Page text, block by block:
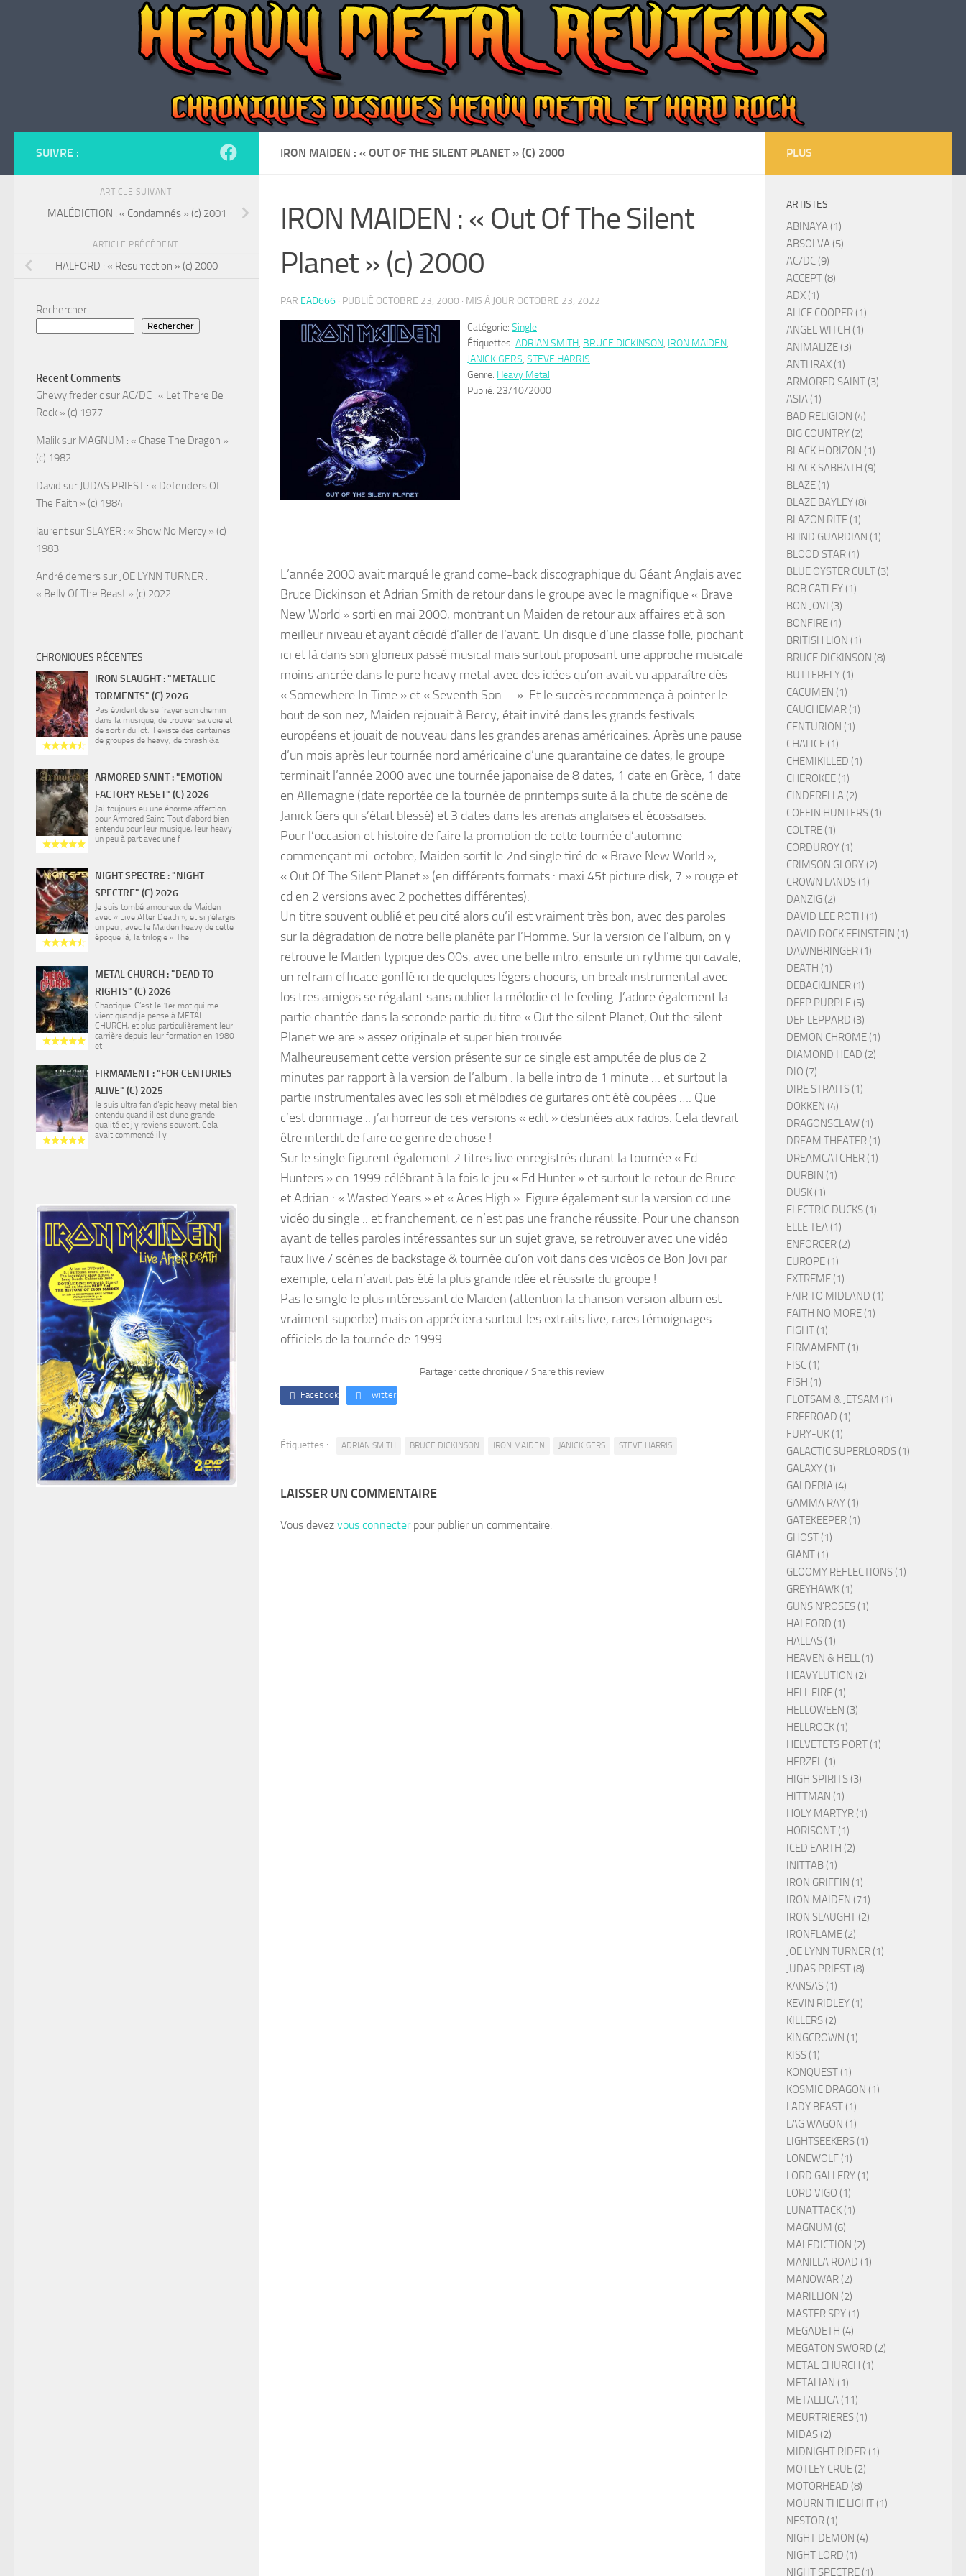
IRON MAIDEN : « OUT OF THE SILENT PLANET » (C) 2000
IRON MAIDEN : « Out Of The Silent
Planet » (c) 2000
PAR EAD666 · PUBLIÉ OCTOBRE 23, 2000 · MIS À JOUR OCTOBRE 23, 2022
Catégorie: Single
Étiquettes: ADRIAN SMITH, BRUCE DICKINSON, IRON MAIDEN,
JANICK GERS, STEVE HARRIS
Genre: Heavy Metal
Publié: 23/10/2000
L’année 2000 avait marqué le grand come-back discographique du Géant Anglais avec
Bruce Dickinson et Adrian Smith de retour dans le groupe avec le magnifique « Brave
New World » sorti en mai 2000, montrant un Maiden de retour aux affaires et à son
meilleur niveau et ayant décidé d’aller de l’avant. Un disque d’une classe folle, piochant
ici et là dans son glorieux passé musical mais surtout proposant une approche musicale
moins ancrée dans le pure heavy metal avec des idées qu’on avait vu apparaître dès
« Somewhere In Time » et « Seventh Son … ». Et le succès recommença à pointer le
bout de son nez, Maiden rejouait à Bercy, était invité dans les grands festivals
européens et jouait de nouveau dans les grandes arenas américaines. Après une pause
d’un mois après leur tournée nord américaine d’une quarantaine de dates, le groupe
terminait l’année 2000 avec une tournée japonaise de 8 dates, 1 date en Grèce, 1 date
en Allemagne (date reportée de la tournée de printemps suite à la chute de scène de
Janick Gers qui s’était blessé) et 3 dates dans les arenas anglaises et écossaises.
Pour l’occasion et histoire de faire la promotion de cette tournée d’automne
commençant mi-octobre, Maiden sortit le 2nd single tiré de « Brave New World »,
« Out Of The Silent Planet » (en différents formats : maxi 45t picture disk, 7 » rouge et
cd en 2 versions avec 2 pochettes différentes).
Un titre souvent oublié et peu cité alors qu’il est vraiment très bon, avec des paroles
sur la dégradation de notre belle planète par l’Homme. Sur la version de l’album, on y
retrouve le Maiden typique des 00s, avec une belle intro, ensuite un rythme qui cavale,
un refrain efficace gonflé ici de quelques légers choeurs, un break instrumental avec
los tres amigos se régalant sans oublier la mélodie et le feeling. J’adore également la
partie chantée dans la seconde partie du titre « Out the silent Planet, Out the silent
Planet we are » assez originale et super bien trouvée.
Malheureusement cette version présente sur ce single est amputée de plus de 2
minutes par rapport à la version de l’album : la belle intro de 1 minute … et surtout la
partie instrumentales avec les soli et mélodies de guitares ont été coupées …. Que
c’est dommage .. j’ai horreur de ces versions « edit » destinées aux radios. Cela devrait
être interdit de faire ce genre de chose !
Sur le single figurent également 2 titres live enregistrés durant la tournée « Ed
Hunters » en 1999 célébrant à la fois le jeu « Ed Hunter » et surtout le retour de Bruce
et Adrian : « Wasted Years » et « Aces High ». Figure également sur la version cd une
vidéo du single .. et franchement, ce n’est pas une franche réussite. Pour une chanson
ayant de telles paroles intéressantes sur un sujet grave, se retrouver avec une vidéo
faux live / scènes de backstage & tournée qu’on voit dans des vidéos de Bon Jovi par
exemple, cela n’avait pas été la plus grande idée et réussite du groupe !
Pas le single le plus intéressant de Maiden (attention la chanson version album est
vraiment superbe) mais on appréciera surtout les extraits live, rares témoignages
officiels de la tournée de 1999.
Partager cette chronique / Share this review
Facebook Twitter
Étiquettes : ADRIAN SMITH BRUCE DICKINSON IRON MAIDEN JANICK GERS STEVE HARRIS
LAISSER UN COMMENTAIRE
Vous devez vous connecterpour publier un commentaire.
SUIVRE :
ARTICLE SUIVANT
MALÉDICTION : « Condamnés » (c) 2001
ARTICLE PRÉCÉDENT
HALFORD : « Resurrection » (c) 2000
Rechercher
Rechercher
Recent Comments
Ghewy fredericsurAC/DC : « Let There Be
Rock » (c) 1977
Maliksur MAGNUM : « Chase The Dragon »
(c) 1982
David sur JUDAS PRIEST : « Defenders Of
The Faith » (c) 1984
laurentsur SLAYER : « Show No Mercy » (c)
1983
André demerssur JOE LYNN TURNER :
« Belly Of The Beast » (c) 2022
CHRONIQUES RÉCENTES
IRON SLAUGHT : "METALLIC
TORMENTS" (C) 2026
Pas évident de se frayer son chemin
dans la musique, de trouver sa voie et
de sortir du lot. Il existe des centaines
de groupes de heavy, de thrash &a
ARMORED SAINT : "EMOTION
FACTORY RESET" (C) 2026
J’ai toujours eu une énorme affection
pour Armored Saint. Tout d’abord bien
entendu pour leur musique, leur heavy
un peu à part avec une f
NIGHT SPECTRE : "NIGHT
SPECTRE" (C) 2026
Je suis tombé amoureux de Maiden
avec « Live After Death », et si j’élargis
un peu , avec le Maiden heavy de cette
époque là, la trilogie « The
METAL CHURCH : "DEAD TO
RIGHTS" (C) 2026
Chaotique. C’est le 1er mot qui me
vient quand je pense à METAL
CHURCH, et plus particulièrement leur
carrière depuis leur formation en 1980
et
FIRMAMENT : "FOR CENTURIES
ALIVE" (C) 2025
Je suis ultra fan d’epic heavy metal bien
entendu quand il est d’une grande
qualité et j’y reviens souvent. Cela
avait commencé il y
PLUS
ARTISTES
ABINAYA (1)
ABSOLVA (5)
AC/DC (9)
ACCEPT (8)
ADX (1)
ALICE COOPER (1)
ANGEL WITCH (1)
ANIMALIZE (3)
ANTHRAX (1)
ARMORED SAINT (3)
ASIA (1)
BAD RELIGION (4)
BIG COUNTRY (2)
BLACK HORIZON (1)
BLACK SABBATH (9)
BLAZE (1)
BLAZE BAYLEY (8)
BLAZON RITE (1)
BLIND GUARDIAN (1)
BLOOD STAR (1)
BLUE ÖYSTER CULT (3)
BOB CATLEY (1)
BON JOVI (3)
BONFIRE (1)
BRITISH LION (1)
BRUCE DICKINSON (8)
BUTTERFLY (1)
CACUMEN (1)
CAUCHEMAR (1)
CENTURION (1)
CHALICE (1)
CHEMIKILLED (1)
CHEROKEE (1)
CINDERELLA (2)
COFFIN HUNTERS (1)
COLTRE (1)
CORDUROY (1)
CRIMSON GLORY (2)
CROWN LANDS (1)
DANZIG (2)
DAVID LEE ROTH (1)
DAVID ROCK FEINSTEIN (1)
DAWNBRINGER (1)
DEATH (1)
DEBACKLINER (1)
DEEP PURPLE (5)
DEF LEPPARD (3)
DEMON CHROME (1)
DIAMOND HEAD (2)
DIO (7)
DIRE STRAITS (1)
DOKKEN (4)
DRAGONSCLAW (1)
DREAM THEATER (1)
DREAMCATCHER (1)
DURBIN (1)
DUSK (1)
ELECTRIC DUCKS (1)
ELLE TEA (1)
ENFORCER (2)
EUROPE (1)
EXTREME (1)
FAIR TO MIDLAND (1)
FAITH NO MORE (1)
FIGHT (1)
FIRMAMENT (1)
FISC (1)
FISH (1)
FLOTSAM & JETSAM (1)
FREEROAD (1)
FURY-UK (1)
GALACTIC SUPERLORDS (1)
GALAXY (1)
GALDERIA (4)
GAMMA RAY (1)
GATEKEEPER (1)
GHOST (1)
GIANT (1)
GLOOMY REFLECTIONS (1)
GREYHAWK (1)
GUNS N'ROSES (1)
HALFORD (1)
HALLAS (1)
HEAVEN & HELL (1)
HEAVYLUTION (2)
HELL FIRE (1)
HELLOWEEN (3)
HELLROCK (1)
HELVETETS PORT (1)
HERZEL (1)
HIGH SPIRITS (3)
HITTMAN (1)
HOLY MARTYR (1)
HORISONT (1)
ICED EARTH (2)
INITTAB (1)
IRON GRIFFIN (1)
IRON MAIDEN (71)
IRON SLAUGHT (2)
IRONFLAME (2)
JOE LYNN TURNER (1)
JUDAS PRIEST (8)
KANSAS (1)
KEVIN RIDLEY (1)
KILLERS (2)
KINGCROWN (1)
KISS (1)
KONQUEST (1)
KOSMIC DRAGON (1)
LADY BEAST (1)
LAG WAGON (1)
LIGHTSEEKERS (1)
LONEWOLF (1)
LORD GALLERY (1)
LORD VIGO (1)
LUNATTACK (1)
MAGNUM (6)
MALEDICTION (2)
MANILLA ROAD (1)
MANOWAR (2)
MARILLION (2)
MASTER SPY (1)
MEGADETH (4)
MEGATON SWORD (2)
METAL CHURCH (1)
METALIAN (1)
METALLICA (11)
MEURTRIERES (1)
MIDAS (2)
MIDNIGHT RIDER (1)
MOTLEY CRUE (2)
MOTORHEAD (8)
MOURN THE LIGHT (1)
NESTOR (1)
NIGHT DEMON (4)
NIGHT LORD (1)
NIGHT SPECTRE (1)